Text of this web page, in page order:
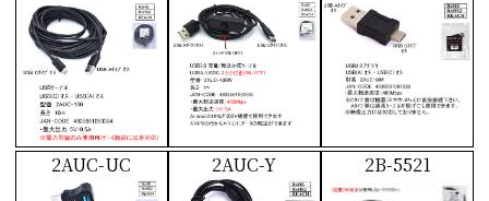
2AUC-UC 2AUC-Y 2B-5521